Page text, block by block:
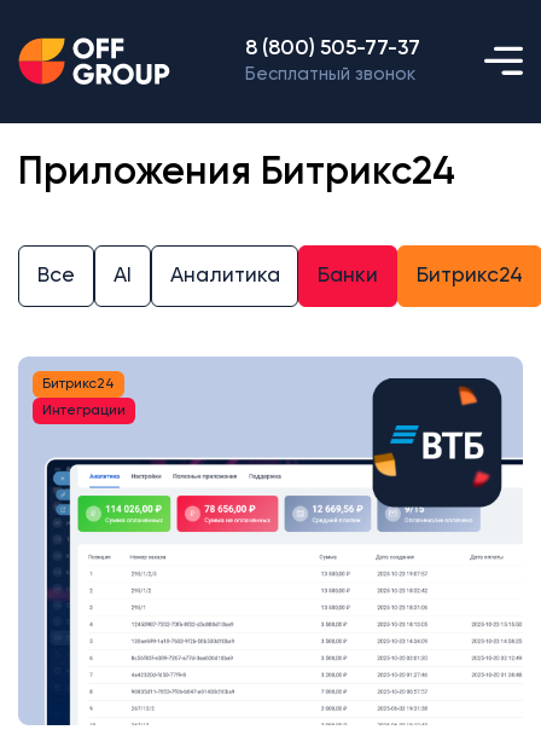
8 (800) 505-77-37
Бесплатный звонок
Приложения Битрикс24
Все AI Аналитика Банки Битрикс24
Битрикс24
Интеграции